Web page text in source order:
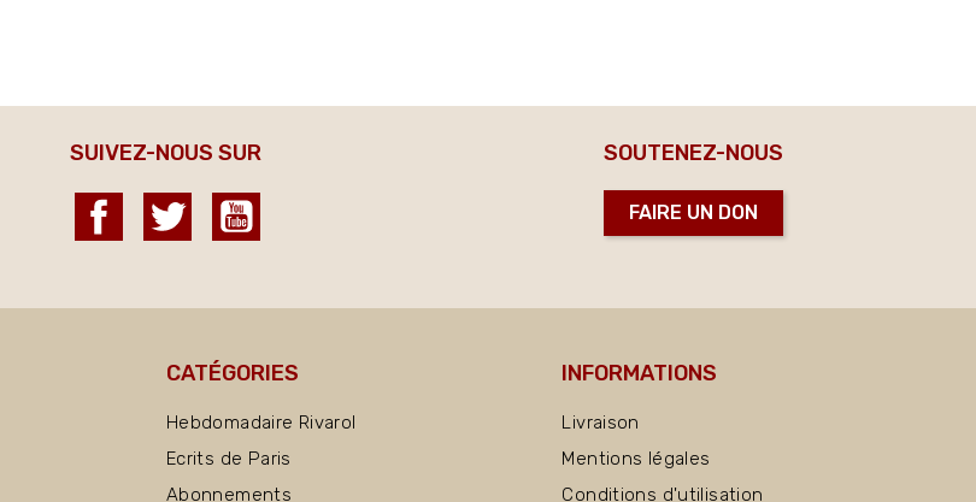
SUIVEZ-NOUS SUR
Facebook Twitter
SOUTENEZ-NOUS
FAIRE UN DON
CATÉGORIES
Hebdomadaire Rivarol
Ecrits de Paris
Abonnements
INFORMATIONS
Livraison
Mentions légales
Conditions d'utilisation